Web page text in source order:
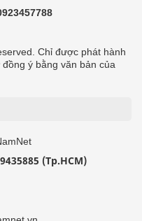
Chỉ được phát hành
ý bằng văn bản của
(Tp.HCM)